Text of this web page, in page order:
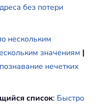
без потери
нескольким
значениям |
нечетких
список: Быстро